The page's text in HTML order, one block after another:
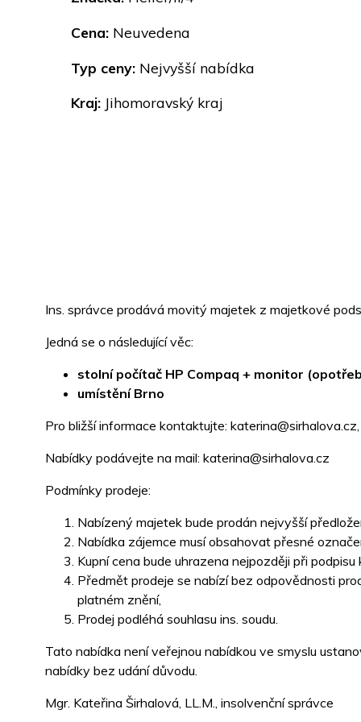
Cena: Neuvedena
Typ ceny: Nejvyšší nabídka
Kraj: Jihomoravský kraj
Ins. správce prodává movitý majetek z majetkové
Jedná se o následující věc:
stolní počítač HP Compaq + monitor
umístění Brno
Pro bližší informace kontaktujte:
Nabídky podávejte na mail: katerina@sirhalova.cz
Podmínky prodeje:
Nabízený majetek bude prodán nejvyšší
Nabídka zájemce musí obsahovat přesné
Kupní cena bude uhrazena nejpozději při
Předmět prodeje se nabízí bez odpovědnosti
platném znění,
Prodej podléhá souhlasu ins. soudu.
Tato nabídka není veřejnou nabídkou ve smyslu
nabídky bez udání důvodu.
Mgr. Kateřina Širhalová, LL.M., insolvenční správce